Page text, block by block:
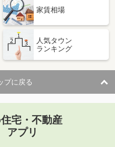
賀市甲賀町大原中
大津市下阪本３
家賃相場
人気タウン
ランキング
プに戻る
宅・不動産
アプリ